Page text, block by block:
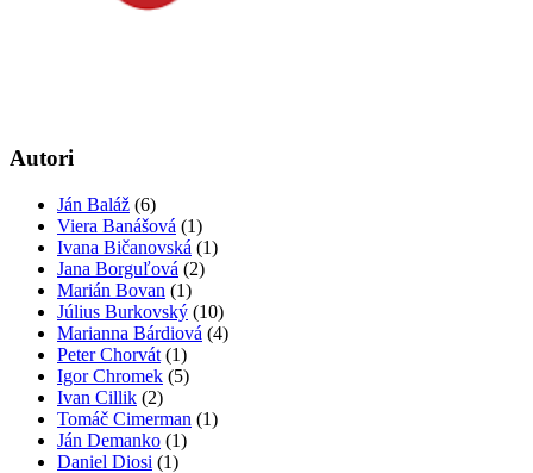
Autori
Ján Baláž (6)
Viera Banášová (1)
Ivana Bičanovská (1)
Jana Borguľová (2)
Marián Bovan (1)
Július Burkovský (10)
Marianna Bárdiová (4)
Peter Chorvát (1)
Igor Chromek (5)
Ivan Cillik (2)
Tomáč Cimerman (1)
Ján Demanko (1)
Daniel Diosi (1)